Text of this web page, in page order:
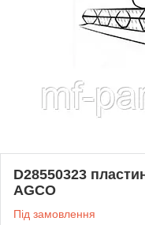
D28550323
AGCO
Під замовлення